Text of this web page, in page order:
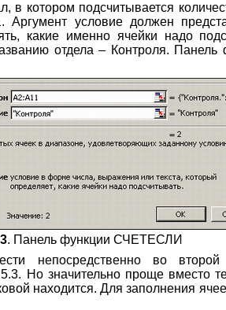
в котором подсчитывается
Аргумент условие должен
какие именно ячейки надо
отдела – Контроля.
. Панель функции СЧЕТЕСЛИ
непосредственно во второй
Но значительно проще вместо
находится. Для заполнения